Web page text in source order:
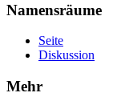
Namensräume
Seite
Diskussion
Mehr